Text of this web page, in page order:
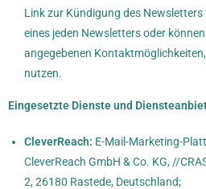
Link zur Kündigung des
eines jeden Newsletters oder
angegebenen
nutzen.
Eingesetzte Dienste und
CleverReach: E-Mail-Marketing-
CleverReach GmbH & Co. KG, //
2, 26180 Rastede, Deutschland;